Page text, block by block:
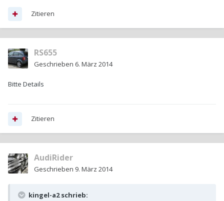
Zitieren
RS655
Geschrieben 6. März 2014
Bitte Details
Zitieren
AudiRider
Geschrieben 9. März 2014
kingel-a2 schrieb: